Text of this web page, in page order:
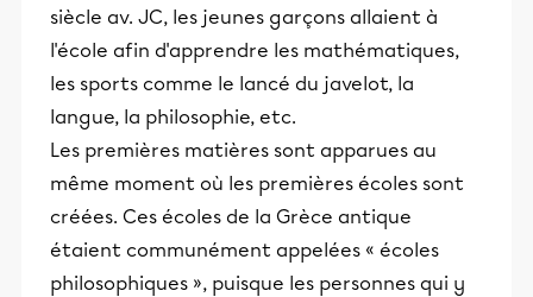
siècle av. JC, les jeunes garçons allaient à
l'école afin d'apprendre les mathématiques,
les sports comme le lancé du javelot, la
langue, la philosophie, etc.
Les premières matières sont apparues au
même moment où les premières écoles sont
créées. Ces écoles de la Grèce antique
étaient communément appelées « écoles
philosophiques », puisque les personnes qui y